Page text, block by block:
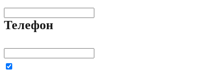
Телефон